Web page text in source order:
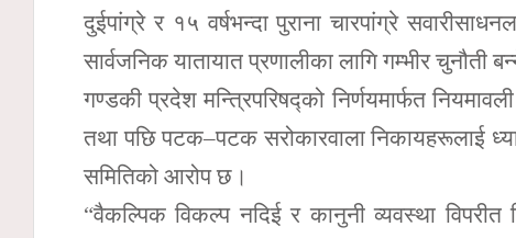
दुईपांग्रे र १५ वर्षभन्दा पुराना चारपांग्रे
सार्वजनिक यातायात प्रणालीका लागि गम्भीर चुनौती
गण्डकी प्रदेश मन्त्रिपरिषद्को निर्णयमार्फत
तथा पछि पटक–पटक सरोकारवाला निकायहरूलाई
समितिको आरोप छ।
“वैकल्पिक विकल्प नदिई र कानुनी व्यवस्था विपरीत